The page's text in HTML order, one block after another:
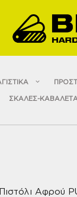
ΣΚΑΛΕΣ-ΚΑΒΑΛΕΤΑ
Αφρού